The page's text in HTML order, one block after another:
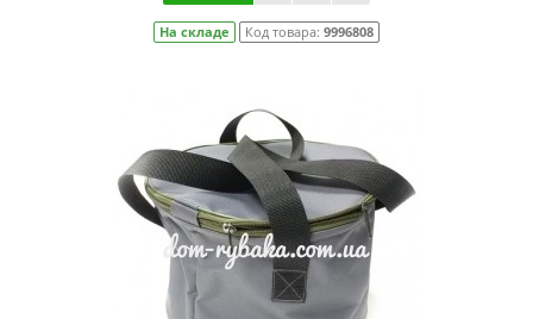
На складе Код товара: 9996808